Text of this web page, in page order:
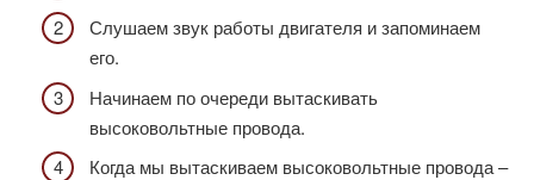
Слушаем звук работы двигателя и запоминаем
его.
Начинаем по очереди вытаскивать
высоковольтные провода.
Когда мы вытаскиваем высоковольтные провода –